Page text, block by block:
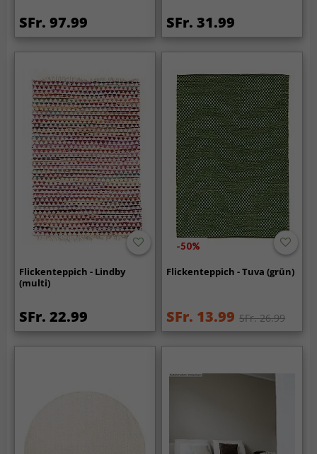
SFr. 97.99 SFr. 31.99
Flickenteppich - Lindby
(multi)
SFr. 22.99
-50%
Flickenteppich - Tuva (grün)
SFr. 13.99 SFr. 26.99